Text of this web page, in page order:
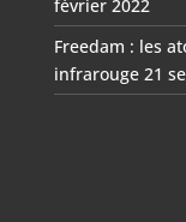
février 2022
Freedam : les
infrarouge 21